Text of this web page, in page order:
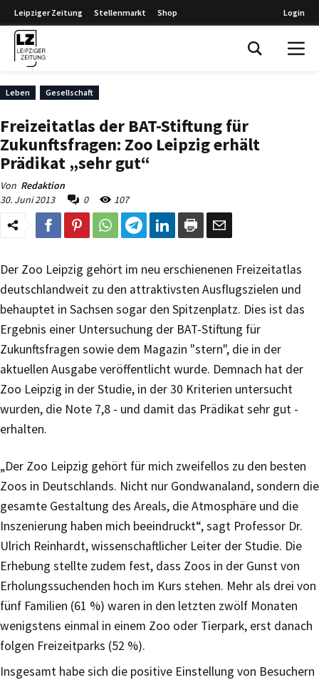
Leipziger Zeitung Stellenmarkt Shop Login
Leben Gesellschaft
Freizeitatlas der BAT-Stiftung für
Zukunftsfragen: Zoo Leipzig erhält
Prädikat „sehr gut“
Von Redaktion
30. Juni 2013
0 107
Der Zoo Leipzig gehört im neu erschienenen Freizeitatlas
deutschlandweit zu den attraktivsten Ausflugszielen und
behauptet in Sachsen sogar den Spitzenplatz. Dies ist das
Ergebnis einer Untersuchung der BAT-Stiftung für
Zukunftsfragen sowie dem Magazin "stern", die in der
aktuellen Ausgabe veröffentlicht wurde. Demnach hat der
Zoo Leipzig in der Studie, in der 30 Kriterien untersucht
wurden, die Note 7,8 - und damit das Prädikat sehr gut -
erhalten.
„Der Zoo Leipzig gehört für mich zweifellos zu den besten
Zoos in Deutschlands. Nicht nur Gondwanaland, sondern die
gesamte Gestaltung des Areals, die Atmosphäre und die
Inszenierung haben mich beeindruckt“, sagt Professor Dr.
Ulrich Reinhardt, wissenschaftlicher Leiter der Studie. Die
Erhebung stellte zudem fest, dass Zoos in der Gunst von
Erholungssuchenden hoch im Kurs stehen. Mehr als drei von
fünf Familien (61 %) waren in den letzten zwölf Monaten
wenigstens einmal in einem Zoo oder Tierpark, erst danach
folgen Freizeitparks (52 %).
Insgesamt habe sich die positive Einstellung von Besuchern